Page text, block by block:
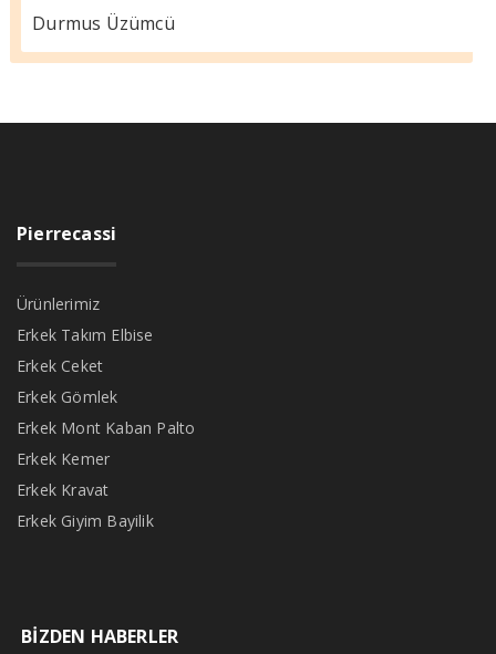
Durmus Üzümcü
Pierrecassi
Ürünlerimiz
Erkek Takım Elbise
Erkek Ceket
Erkek Gömlek
Erkek Mont Kaban Palto
Erkek Kemer
Erkek Kravat
Erkek Giyim Bayilik
BİZDEN HABERLER